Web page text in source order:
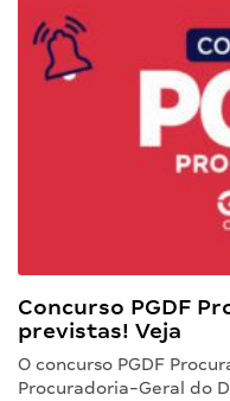
Concurso PGDF
previstas! Veja
O concurso PGDF
Procuradoria-Geral do